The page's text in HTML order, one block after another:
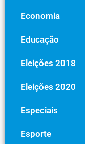
Economia
Educação
Eleições 2018
Eleições 2020
Especiais
Esporte